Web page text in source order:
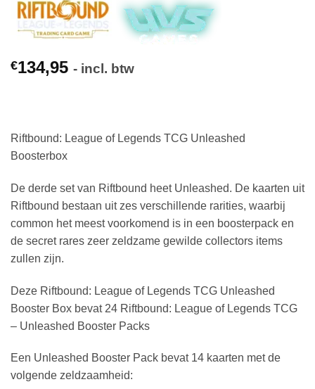
€134,95 - incl. btw
Riftbound: League of Legends TCG Unleashed
Boosterbox
De derde set van Riftbound heet Unleashed. De kaarten uit
Riftbound bestaan uit zes verschillende rarities, waarbij
common het meest voorkomend is in een boosterpack en
de secret rares zeer zeldzame gewilde collectors items
zullen zijn.
Deze Riftbound: League of Legends TCG Unleashed
Booster Box bevat 24 Riftbound: League of Legends TCG
– Unleashed Booster Packs
Een Unleashed Booster Pack bevat 14 kaarten met de
volgende zeldzaamheid: